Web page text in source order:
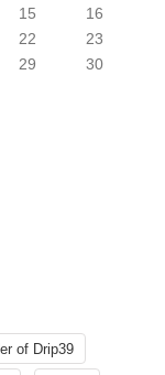
15
16
22
23
29
30
of Drip39